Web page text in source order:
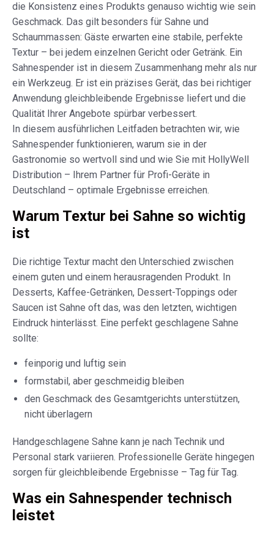
die Konsistenz eines Produkts genauso wichtig wie sein
Geschmack. Das gilt besonders für Sahne und
Schaummassen: Gäste erwarten eine stabile, perfekte
Textur – bei jedem einzelnen Gericht oder Getränk. Ein
Sahnespender ist in diesem Zusammenhang mehr als nur
ein Werkzeug. Er ist ein präzises Gerät, das bei richtiger
Anwendung gleichbleibende Ergebnisse liefert und die
Qualität Ihrer Angebote spürbar verbessert.
In diesem ausführlichen Leitfaden betrachten wir, wie
Sahnespender funktionieren, warum sie in der
Gastronomie so wertvoll sind und wie Sie mit HollyWell
Distribution – Ihrem Partner für Profi-Geräte in
Deutschland – optimale Ergebnisse erreichen.
Warum Textur bei Sahne so wichtig
ist
Die richtige Textur macht den Unterschied zwischen
einem guten und einem herausragenden Produkt. In
Desserts, Kaffee-Getränken, Dessert-Toppings oder
Saucen ist Sahne oft das, was den letzten, wichtigen
Eindruck hinterlässt. Eine perfekt geschlagene Sahne
sollte:
feinporig und luftig sein
formstabil, aber geschmeidig bleiben
den Geschmack des Gesamtgerichts unterstützen,
nicht überlagern
Handgeschlagene Sahne kann je nach Technik und
Personal stark variieren. Professionelle Geräte hingegen
sorgen für gleichbleibende Ergebnisse – Tag für Tag.
Was ein Sahnespender technisch
leistet